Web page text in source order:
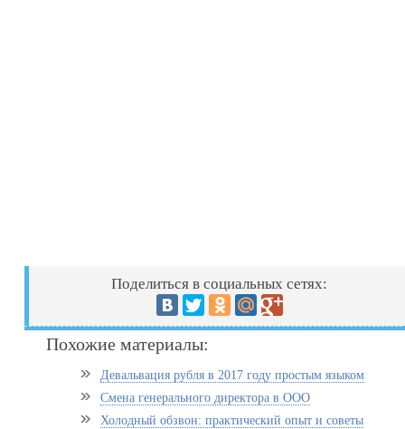
Поделиться в социальных сетях:
Похожие материалы:
Девальвация рубля в 2017 году простым языком
Смена генерального директора в ООО
Холодный обзвон: практический опыт и советы